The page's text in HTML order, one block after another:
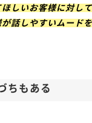
ほしいお客様に対し
話しやすいムード
ちもある